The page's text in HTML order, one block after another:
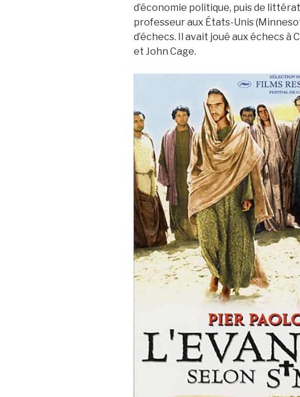
d’économie politique, puis de
professeur aux États-Unis
d’échecs. Il avait joué aux échecs à
et John Cage.